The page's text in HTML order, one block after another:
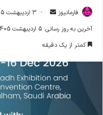
فارمانیوز
ا
ل
ا
ی
م
ی
3 اردیبهشت 1405 - 1:07 ب.ظ
آخرین به روز رسانی: 5 اردیبهشت 1405 - 1:10 ب.ظ
کمتر از یک دقیقه